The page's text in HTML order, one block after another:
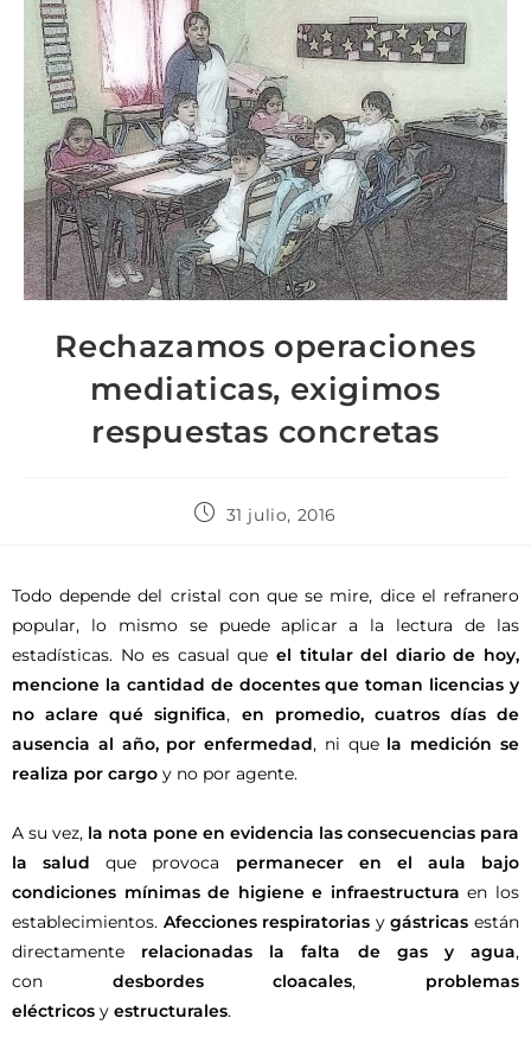
Rechazamos operaciones
mediaticas, exigimos
respuestas concretas
31 julio, 2016
Todo depende del cristal con que se mire, dice el refranero
popular, lo mismo se puede aplicar a la lectura de las
estadísticas. No es casual que el titular del diario de hoy,
mencione la cantidad de docentes que toman licencias y
no aclare qué significa, en promedio, cuatros días de
ausencia al año, por enfermedad, ni que la medición se
realiza por cargo y no por agente.
A su vez, la nota pone en evidencia las consecuencias para
la salud que provoca permanecer en el aula bajo
condiciones mínimas de higiene e infraestructura en los
establecimientos. Afecciones respiratorias ygástricas están
directamente relacionadas la falta de gas y agua,
con desbordes cloacales, problemas
eléctricos y estructurales.